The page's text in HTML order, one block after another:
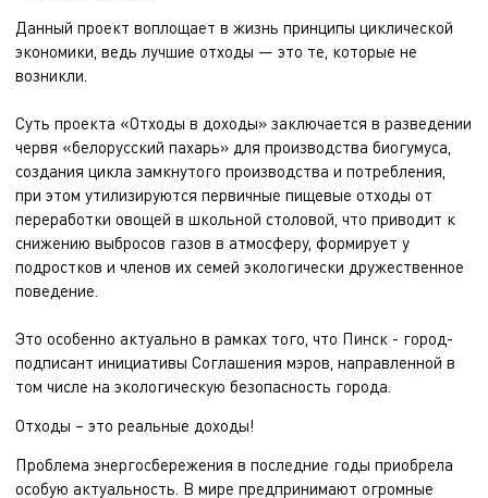
Данный проект воплощает в жизнь принципы циклической
экономики, ведь лучшие отходы — это те, которые не
возникли.
Суть проекта «Отходы в доходы» заключается в разведении
червя «белорусский пахарь» для производства биогумуса,
создания цикла замкнутого производства и потребления,
при этом утилизируются первичные пищевые отходы от
переработки овощей в школьной столовой, что приводит к
снижению выбросов газов в атмосферу, формирует у
подростков и членов их семей экологически дружественное
поведение.
Это особенно актуально в рамках того, что Пинск - город-
подписант инициативы Соглашения мэров, направленной в
том числе на экологическую безопасность города.
Отходы – это реальные доходы!
Проблема энергосбережения в последние годы приобрела
особую актуальность. В мире предпринимают огромные